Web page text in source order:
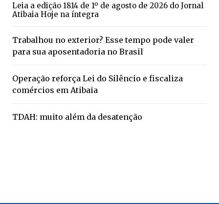
Leia a edição 1814 de 1º de agosto de 2026 do Jornal
Atibaia Hoje na íntegra
Trabalhou no exterior? Esse tempo pode valer
para sua aposentadoria no Brasil
Operação reforça Lei do Silêncio e fiscaliza
comércios em Atibaia
TDAH: muito além da desatenção